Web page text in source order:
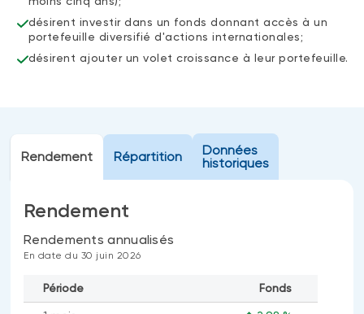
Compte Surintérêt Altamira BNI
CPG à taux fixe
Fonds équilibré
Marché monétaire
Revenu fixe
Alternatif
désirent investir dans un fonds donnant accès à un
portefeuille diversifié d'actions internationales;
désirent ajouter un volet croissance à leur portefeuille.
Rendement Répartition
Données
historiques
Rendement
Rendements annualisés
En date du 30 juin 2026
Période Fonds